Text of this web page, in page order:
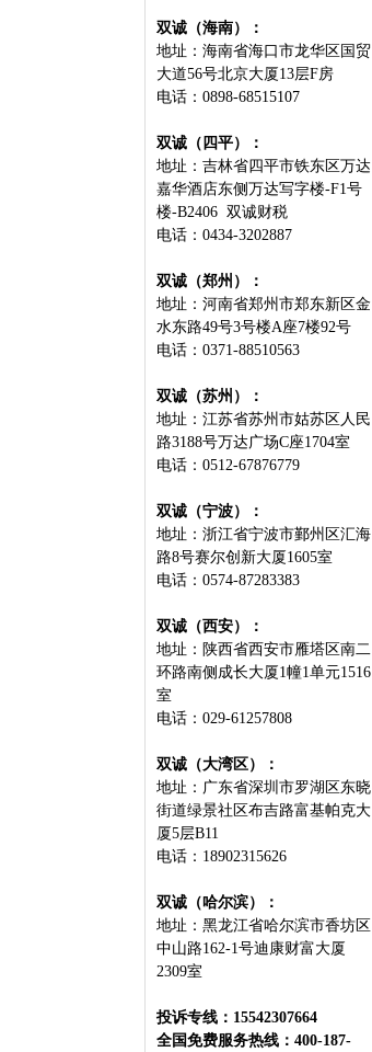
双诚（海南）：
地址：海南省海口市龙华区国贸
大道56号北京大厦13层F房
电话：0898-68515107
双诚（四平）：
地址：吉林省四平市铁东区万达
嘉华酒店东侧万达写字楼-F1号
楼-B2406 双诚财税
电话：0434-3202887
双诚（郑州）：
地址：河南省郑州市郑东新区金
水东路49号3号楼A座7楼92号
电话：0371-88510563
双诚（苏州）：
地址：江苏省苏州市姑苏区人民
路3188号万达广场C座1704室
电话：0512-67876779
双诚（宁波）：
地址：浙江省宁波市鄞州区汇海
路8号赛尔创新大厦1605室
电话：0574-87283383
双诚（西安）：
地址：陕西省西安市雁塔区南二
环路南侧成长大厦1幢1单元1516
室
电话：029-61257808
双诚（大湾区）：
地址：广东省深圳市罗湖区东晓
街道绿景社区布吉路富基帕克大
厦5层B11
电话：18902315626
双诚（哈尔滨）：
地址：黑龙江省哈尔滨市⾹坊区
中⼭路162-1号迪康财富⼤厦
2309室
投诉专线：15542307664
全国免费服务热线：400-187-